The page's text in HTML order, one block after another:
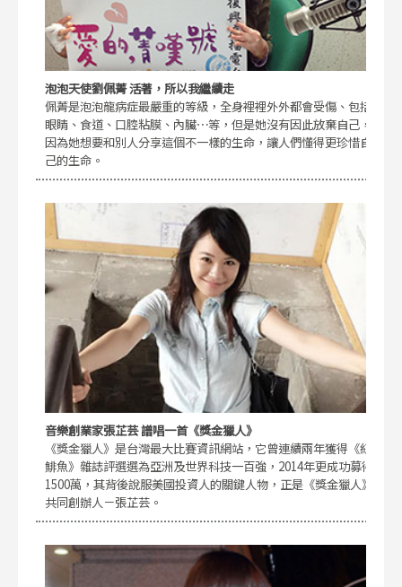
泡泡天使劉佩菁 活著，所以我繼續走
佩菁是泡泡龍病症最嚴重的等級，全身裡裡外外都會受傷、包括
眼睛、食道、口腔粘膜、內臟⋯等，但是她沒有因此放棄自己，
因為她想要和別人分享這個不一樣的生命，讓人們懂得更珍惜自
己的生命。
音樂創業家張芷芸 譜唱一首《獎金獵人》
《獎金獵人》是台灣最大比賽資訊網站，它曾連續兩年獲得《紅
鯡魚》雜誌評選選為亞洲及世界科技一百強，2014年更成功募得
1500萬，其背後說服美國投資人的關鍵人物，正是《獎金獵人》
共同創辦人－張芷芸。